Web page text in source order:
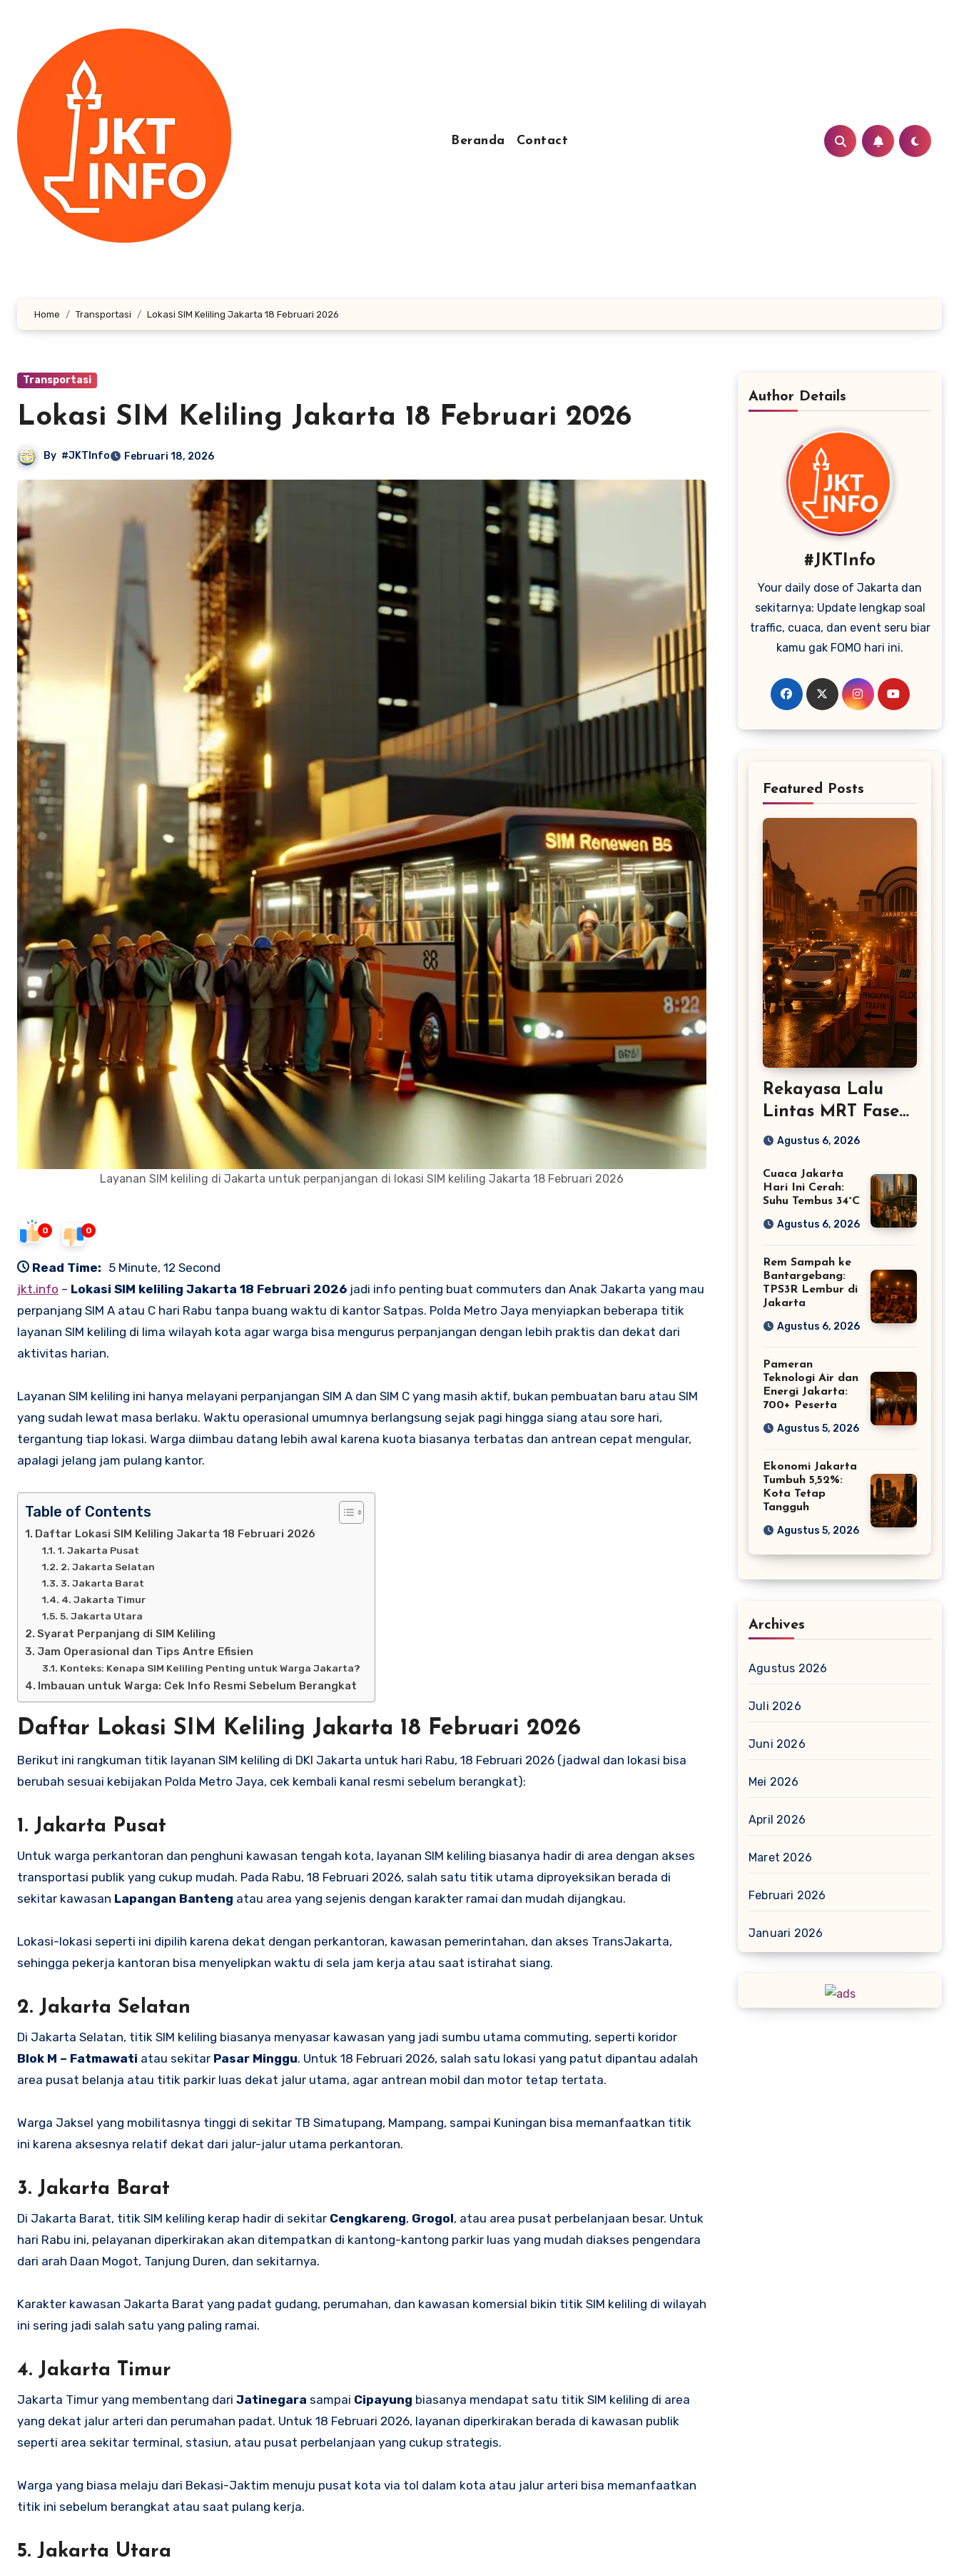
Beranda Contact
Home Transportasi Lokasi SIM Keliling Jakarta 18 Februari 2026
Transportasi
Lokasi SIM Keliling Jakarta 18 Februari 2026
By #JKTInfo Februari 18, 2026
Layanan SIM keliling di Jakarta untuk perpanjangan di lokasi SIM keliling Jakarta 18 Februari 2026
0 0
Read Time: 5 Minute, 12 Second
jkt.info – Lokasi SIM keliling Jakarta 18 Februari 2026 jadi info penting buat commuters dan Anak Jakarta yang mau
perpanjang SIM A atau C hari Rabu tanpa buang waktu di kantor Satpas. Polda Metro Jaya menyiapkan beberapa titik
layanan SIM keliling di lima wilayah kota agar warga bisa mengurus perpanjangan dengan lebih praktis dan dekat dari
aktivitas harian.
Layanan SIM keliling ini hanya melayani perpanjangan SIM A dan SIM C yang masih aktif, bukan pembuatan baru atau SIM
yang sudah lewat masa berlaku. Waktu operasional umumnya berlangsung sejak pagi hingga siang atau sore hari,
tergantung tiap lokasi. Warga diimbau datang lebih awal karena kuota biasanya terbatas dan antrean cepat mengular,
apalagi jelang jam pulang kantor.
Table of Contents
Daftar Lokasi SIM Keliling Jakarta 18 Februari 2026
1. Jakarta Pusat
2. Jakarta Selatan
3. Jakarta Barat
4. Jakarta Timur
5. Jakarta Utara
Syarat Perpanjang di SIM Keliling
Jam Operasional dan Tips Antre Efisien
Konteks: Kenapa SIM Keliling Penting untuk Warga Jakarta?
Imbauan untuk Warga: Cek Info Resmi Sebelum Berangkat
Daftar Lokasi SIM Keliling Jakarta 18 Februari 2026
Berikut ini rangkuman titik layanan SIM keliling di DKI Jakarta untuk hari Rabu, 18 Februari 2026 (jadwal dan lokasi bisa
berubah sesuai kebijakan Polda Metro Jaya, cek kembali kanal resmi sebelum berangkat):
1. Jakarta Pusat
Untuk warga perkantoran dan penghuni kawasan tengah kota, layanan SIM keliling biasanya hadir di area dengan akses
transportasi publik yang cukup mudah. Pada Rabu, 18 Februari 2026, salah satu titik utama diproyeksikan berada di
sekitar kawasan Lapangan Banteng atau area yang sejenis dengan karakter ramai dan mudah dijangkau.
Lokasi-lokasi seperti ini dipilih karena dekat dengan perkantoran, kawasan pemerintahan, dan akses TransJakarta,
sehingga pekerja kantoran bisa menyelipkan waktu di sela jam kerja atau saat istirahat siang.
2. Jakarta Selatan
Di Jakarta Selatan, titik SIM keliling biasanya menyasar kawasan yang jadi sumbu utama commuting, seperti koridor
Blok M – Fatmawati atau sekitar Pasar Minggu. Untuk 18 Februari 2026, salah satu lokasi yang patut dipantau adalah
area pusat belanja atau titik parkir luas dekat jalur utama, agar antrean mobil dan motor tetap tertata.
Warga Jaksel yang mobilitasnya tinggi di sekitar TB Simatupang, Mampang, sampai Kuningan bisa memanfaatkan titik
ini karena aksesnya relatif dekat dari jalur-jalur utama perkantoran.
3. Jakarta Barat
Di Jakarta Barat, titik SIM keliling kerap hadir di sekitar Cengkareng, Grogol, atau area pusat perbelanjaan besar. Untuk
hari Rabu ini, pelayanan diperkirakan akan ditempatkan di kantong-kantong parkir luas yang mudah diakses pengendara
dari arah Daan Mogot, Tanjung Duren, dan sekitarnya.
Karakter kawasan Jakarta Barat yang padat gudang, perumahan, dan kawasan komersial bikin titik SIM keliling di wilayah
ini sering jadi salah satu yang paling ramai.
4. Jakarta Timur
Jakarta Timur yang membentang dari Jatinegara sampai Cipayung biasanya mendapat satu titik SIM keliling di area
yang dekat jalur arteri dan perumahan padat. Untuk 18 Februari 2026, layanan diperkirakan berada di kawasan publik
seperti area sekitar terminal, stasiun, atau pusat perbelanjaan yang cukup strategis.
Warga yang biasa melaju dari Bekasi-Jaktim menuju pusat kota via tol dalam kota atau jalur arteri bisa memanfaatkan
titik ini sebelum berangkat atau saat pulang kerja.
5. Jakarta Utara
Author Details
#JKTInfo
Your daily dose of Jakarta dan
sekitarnya: Update lengkap soal
traffic, cuaca, dan event seru biar
kamu gak FOMO hari ini.
Featured Posts
Rekayasa Lalu
Lintas MRT Fase
2A Glodok–Kota
Agustus 6, 2026
Cuaca Jakarta
Hari Ini Cerah:
Suhu Tembus 34°C
Agustus 6, 2026
Rem Sampah ke
Bantargebang:
TPS3R Lembur di
Jakarta
Agustus 6, 2026
Pameran
Teknologi Air dan
Energi Jakarta:
700+ Peserta
Agustus 5, 2026
Ekonomi Jakarta
Tumbuh 5,52%:
Kota Tetap
Tangguh
Agustus 5, 2026
Archives
Agustus 2026
Juli 2026
Juni 2026
Mei 2026
April 2026
Maret 2026
Februari 2026
Januari 2026